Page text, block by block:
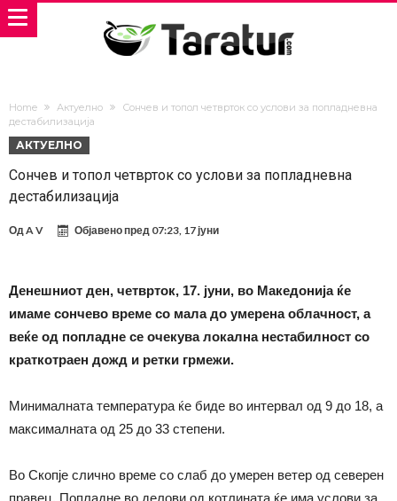
Home Актуелно
Сончев и топол четврток со услови за попладневна
дестабилизација
АКТУЕЛНО
Сончев и топол четврток со услови за попладневна
дестабилизација
ОдA V Објавено пред 07:23, 17 јуни
Денешниот ден, четврток, 17. јуни, во Македонија ќе
имаме сончево време со мала до умерена облачност, а
веќе од попладне се очекува локална нестабилност со
краткотраен дожд и ретки грмежи.
Минималната температура ќе биде во интервал од 9 до 18, а
максималната од 25 до 33 степени.
Во Скопје слично време со слаб до умерен ветер од северен
правец. Попладне во делови од котлината ќе има услови за